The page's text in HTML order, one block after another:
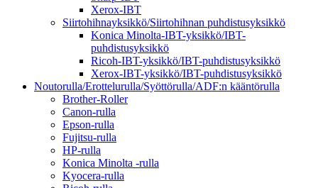
Xerox-IBT
Siirtohihnayksikkö/Siirtohihnan puhdistusyksikkö
Konica Minolta-IBT-yksikkö/IBT-
puhdistusyksikkö
Ricoh-IBT-yksikkö/IBT-puhdistusyksikkö
Xerox-IBT-yksikkö/IBT-puhdistusyksikkö
Noutorulla/Erottelurulla/Syöttörulla/ADF:n kääntörulla
Brother-Roller
Canon-rulla
Epson-rulla
Fujitsu-rulla
HP-rulla
Konica Minolta -rulla
Kyocera-rulla